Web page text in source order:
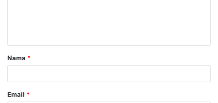
a
r
Nama *
Email *